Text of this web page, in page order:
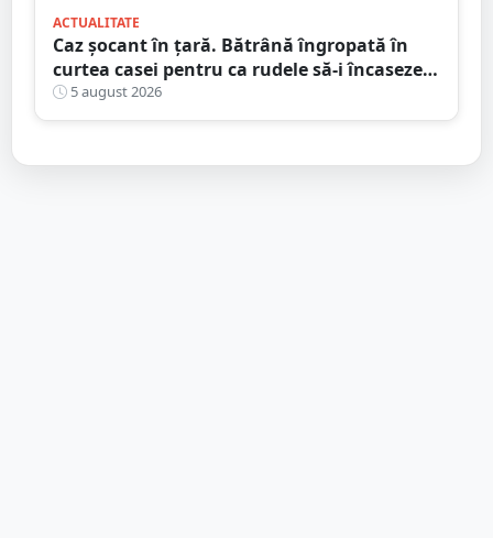
ACTUALITATE
Caz șocant în țară. Bătrână îngropată în
curtea casei pentru ca rudele să-i încaseze
pensia
5 august 2026